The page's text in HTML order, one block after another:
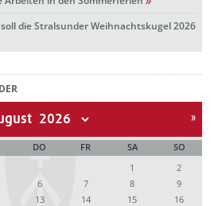
die Stralsunder Weihnachtskugel 2026
DO FR SA
SO
1
2
6 7 8
9
13 14 15
16